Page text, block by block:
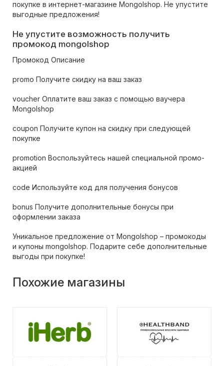
покупке в интернет-магазине Mongolshop. Не упустите
выгодные предложения!
Не упустите возможность получить
промокод mongolshop
Промокод Описание
promo Получите скидку на ваш заказ
voucher Оплатите ваш заказ с помощью ваучера
Mongolshop
coupon Получите купон на скидку при следующей
покупке
promotion Воспользуйтесь нашей специальной промо-
акцией
code Используйте код для получения бонусов
bonus Получите дополнительные бонусы при
оформлении заказа
Уникальное предложение от Mongolshop – промокоды
и купоны mongolshop. Подарите себе дополнительные
выгоды при покупке!
Похожие магазины